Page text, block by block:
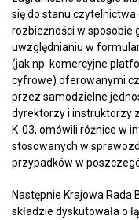
się do stanu
rozbieżności w sposobie
uwzględnianiu w
(jak np. komercyjne
cyfrowe) oferowanymi
przez samodzielne
dyrektorzy i instruktorzy
K-03, omówili różnice w
stosowanych w
przypadków w
Następnie Krajowa
składzie dyskutowała o